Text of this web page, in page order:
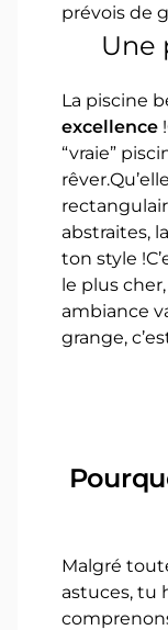
prévois de
Une
La piscine
excellence
“vraie”
abstraites,
ton style
le plus
ambiance
grange,
Malgré
astuces, tu